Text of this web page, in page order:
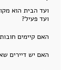
ועד הבית הוא
ועד פעיל?
האם קיימים
האם יש דיירים